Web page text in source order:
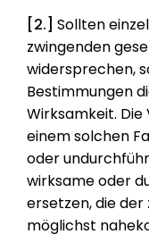
[2.] Sollten
zwingenden
widersprechen,
Bestimmungen
Wirksamkeit.
einem solchen
oder
wirksame oder
ersetzen, die
möglichst